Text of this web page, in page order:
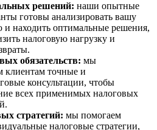
решений: наши опытные
готовы анализировать вашу
и находить оптимальные решения,
налоговую нагрузку и
обязательств: мы
клиентам точные и
консультации, чтобы
всех применимых налоговых
стратегий: мы помогаем
налоговые стратегии,